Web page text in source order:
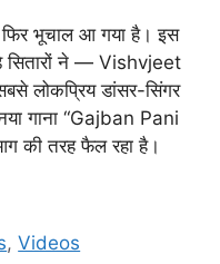
फिर भूचाल आ गया है। इस
सितारों ने — Vishvjeet
लोकप्रिय डांसर-सिंगर
गाना “Gajban Pani
की तरह फैल रहा है।
,Videos